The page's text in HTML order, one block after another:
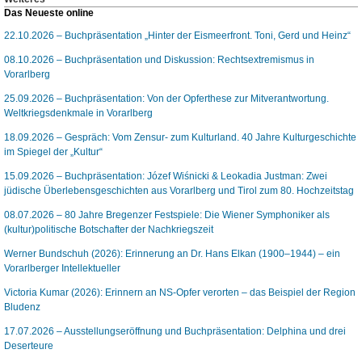
Das Neueste online
22.10.2026 – Buchpräsentation „Hinter der Eismeerfront. Toni, Gerd und Heinz“
08.10.2026 – Buchpräsentation und Diskussion: Rechtsextremismus in
Vorarlberg
25.09.2026 – Buchpräsentation: Von der Opferthese zur Mitverantwortung.
Weltkriegsdenkmale in Vorarlberg
18.09.2026 – Gespräch: Vom Zensur- zum Kulturland. 40 Jahre Kulturgeschichte
im Spiegel der „Kultur“
15.09.2026 – Buchpräsentation: Józef Wiśnicki & Leokadia Justman: Zwei
jüdische Überlebensgeschichten aus Vorarlberg und Tirol zum 80. Hochzeitstag
08.07.2026 – 80 Jahre Bregenzer Festspiele: Die Wiener Symphoniker als
(kultur)politische Botschafter der Nachkriegszeit
Werner Bundschuh (2026): Erinnerung an Dr. Hans Elkan (1900–1944) – ein
Vorarlberger Intellektueller
Victoria Kumar (2026): Erinnern an NS-Opfer verorten – das Beispiel der Region
Bludenz
17.07.2026 – Ausstellungseröffnung und Buchpräsentation: Delphina und drei
Deserteure